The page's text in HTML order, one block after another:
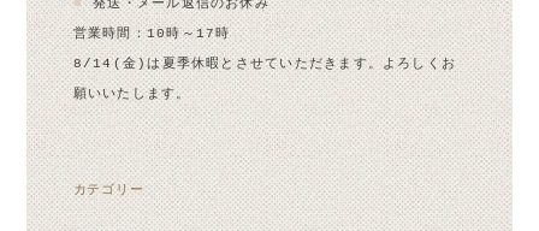
■発送・メール返信のお休み
営業時間：10時～17時
8/14(金)は夏季休暇とさせていただきます。よろしくお
願いいたします。
カテゴリー